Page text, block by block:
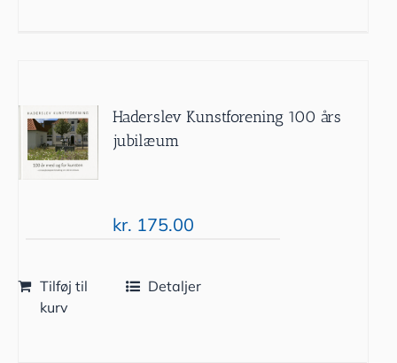
Haderslev Kunstforening 100 års
jubilæum
kr. 175.00
Tilføj til
kurv
Detaljer